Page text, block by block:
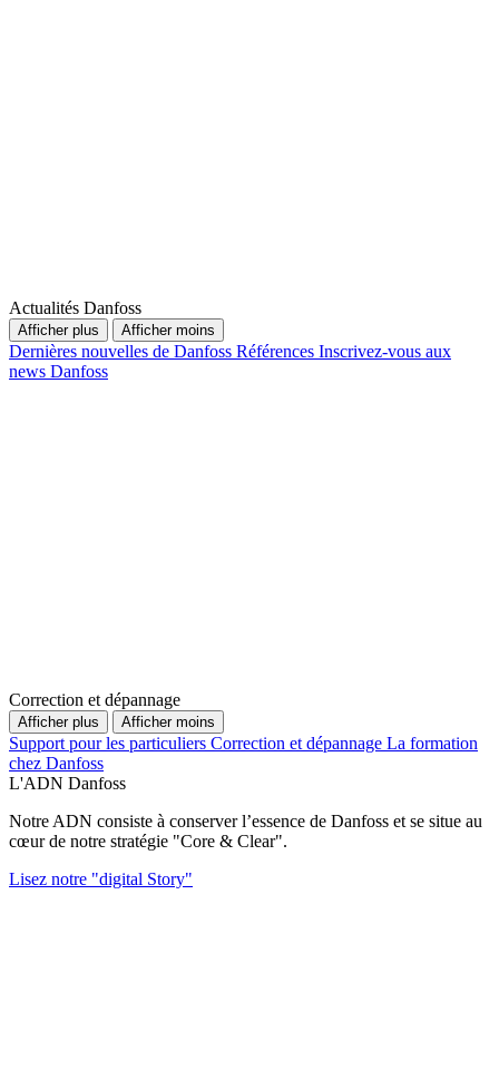
Actualités Danfoss
Afficher plus Afficher moins
Dernières nouvelles de Danfoss Références Inscrivez-vous aux
news Danfoss
Correction et dépannage
Afficher plus Afficher moins
Support pour les particuliers Correction et dépannage La formation
chez Danfoss
L'ADN Danfoss
Notre ADN consiste à conserver l’essence de Danfoss et se situe au
cœur de notre stratégie "Core & Clear".
Lisez notre "digital Story"